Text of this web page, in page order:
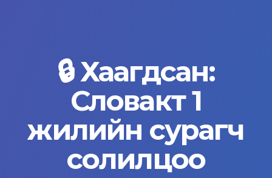
🔒 Хаагдсан:
Словакт 1
жилийн сурагч
солилцоо